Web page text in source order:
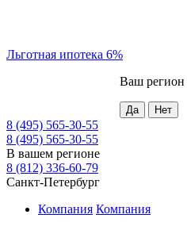
Льготная ипотека 6%
Ваш регион
8 (495) 565-30-55
8 (495) 565-30-55
В вашем регионе
8 (812) 336-60-79
Санкт-Петербург
Компания Компания